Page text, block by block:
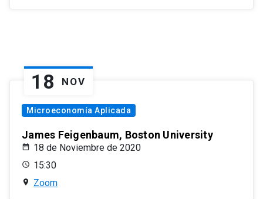
18 NOV
Microeconomía Aplicada
James Feigenbaum, Boston University
18 de Noviembre de 2020
15:30
Zoom